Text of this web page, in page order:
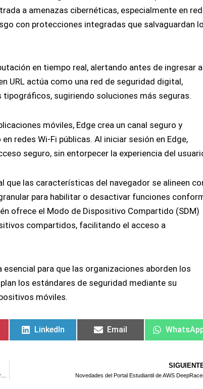
a amenazas cibernéticas, especialmente en
con protecciones integradas que salvaguardan
en tiempo real, alertando antes de ingresar a
URL actúa como una red de seguridad digital,
sugiriendo soluciones más seguras.
móviles, Edge crea un canal seguro y
redes Wi-Fi públicas. Al iniciar sesión en Edge,
seguro, sin entorpecer la experiencia del
que las características del navegador se alineen
para habilitar o desactivar funciones
ofrece el Modo de Dispositivo Compartido (SDM)
compartidos, facilitando el acceso a
para que las organizaciones aborden los
los estándares de seguridad mediante su
móviles.
LinkedIn Email
Novedades del Portal Estudiantil de AWS